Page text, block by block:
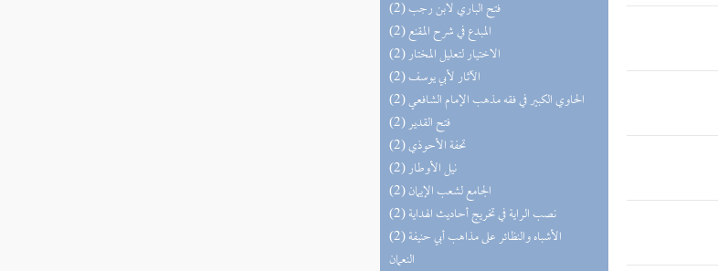
(2) فتح الباري لابن رجب
(2) المبدع في شرح المقنع
(2) الاختيار لتعليل المختار
(2) الآثار لأبي يوسف
(2) الحاوي الكبير في فقه مذهب الإمام الشافعي
(2) فتح القدير
(2) تحفة الأحوذي
(2) نيل الأوطار
(2) الجامع لشعب الإيمان
(2) نصب الراية في تخريج أحاديث الهداية
(2) الأشباه والنظائر على مذاهب أبي حنيفة
النعمان